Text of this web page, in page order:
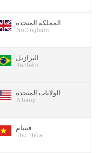
المملكة المتحدة
Nottingham
البرازيل
Itanhém
الولايات المتحدة
Albany
فيتنام
Thủ Thừa